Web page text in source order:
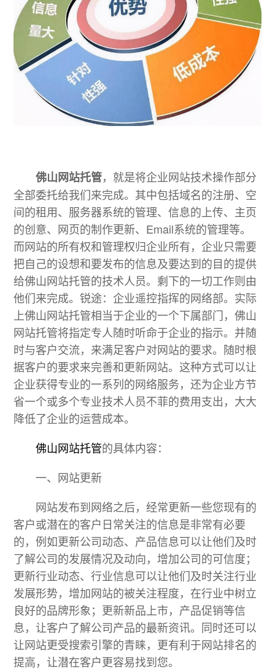
佛山网站托管，就是将企业网站技术操作部分
全部委托给我们来完成。其中包括域名的注册、空
间的租用、服务器系统的管理、信息的上传、主页
的创意、网页的制作更新、Email系统的管理等。
而网站的所有权和管理权归企业所有，企业只需要
把自己的设想和要发布的信息及要达到的目的提供
给佛山网站托管的技术人员。剩下的一切工作则由
他们来完成。锐途：企业遥控指挥的网络部。实际
上佛山网站托管相当于企业的一个下属部门，佛山
网站托管将指定专人随时听命于企业的指示。并随
时与客户交流，来满足客户对网站的要求。随时根
据客户的要求来完善和更新网站。这种方式可以让
企业获得专业的一系列的网络服务，还为企业方节
省一个或多个专业技术人员不菲的费用支出，大大
降低了企业的运营成本。
佛山网站托管的具体内容：
一、网站更新
网站发布到网络之后，经常更新一些您现有的
客户或潜在的客户日常关注的信息是非常有必要
的，例如更新公司动态、产品信息可以让他们及时
了解公司的发展情况及动向，增加公司的可信度；
更新行业动态、行业信息可以让他们及时关注行业
发展形势，增加网站的被关注程度，在行业中树立
良好的品牌形象；更新新品上市，产品促销等信
息，让客户了解公司产品的最新资讯。同时还可以
让网站更受搜索引擎的青睐，更有利于网站排名的
提高，让潜在客户更容易找到您。